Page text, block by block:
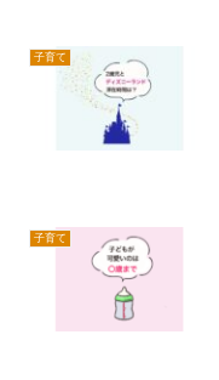
子育て
子育て